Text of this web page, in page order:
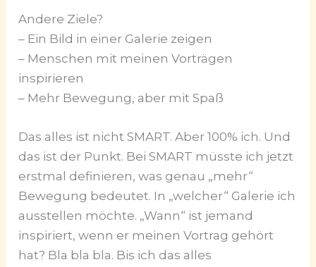
Andere Ziele?
– Ein Bild in einer Galerie zeigen
– Menschen mit meinen Vorträgen
inspirieren
– Mehr Bewegung, aber mit Spaß
Das alles ist nicht SMART. Aber 100% ich. Und
das ist der Punkt. Bei SMART müsste ich jetzt
erstmal definieren, was genau „mehr“
Bewegung bedeutet. In „welcher“ Galerie ich
ausstellen möchte. „Wann“ ist jemand
inspiriert, wenn er meinen Vortrag gehört
hat? Bla bla bla. Bis ich das alles